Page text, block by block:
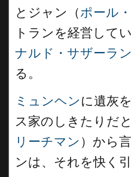
とジャン（ポール
トランを経営して
ナルド・サザーラ
る。
ミュンヘン に遺灰
ス家のしきたりだ
リーチマン ）から
ンは、それを快く